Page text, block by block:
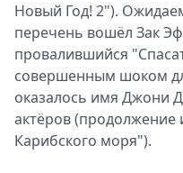
Новый Год! 2").
перечень вошёл Зак
провалившийся
совершенным шоком
оказалось имя Джони
актёров
Карибского моря").